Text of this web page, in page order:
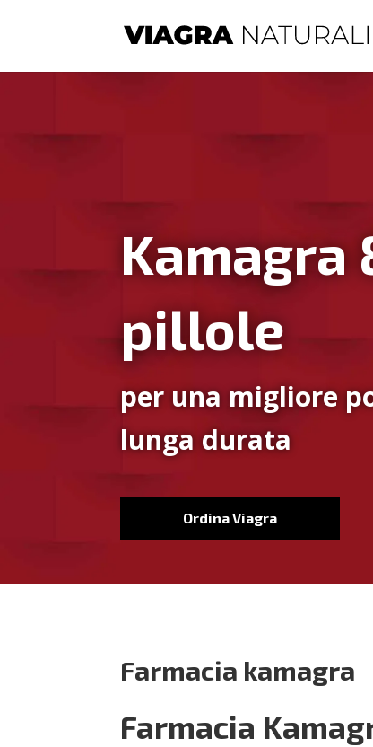
Kamagra
pillole
per una migliore
lunga durata
Ordina Viagra
Farmacia kamagra
Farmacia